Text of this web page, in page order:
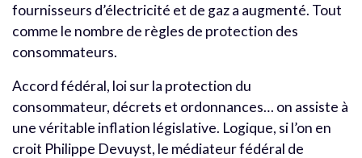
fournisseurs d’électricité et de gaz a augmenté. Tout
comme le nombre de règles de protection des
consommateurs.
Accord fédéral, loi sur la protection du
consommateur, décrets et ordonnances… on assiste à
une véritable inflation législative. Logique, si l’on en
croit Philippe Devuyst, le médiateur fédéral de